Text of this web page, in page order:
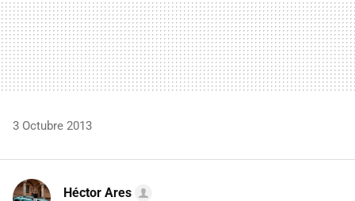
3 Octubre 2013
Héctor Ares